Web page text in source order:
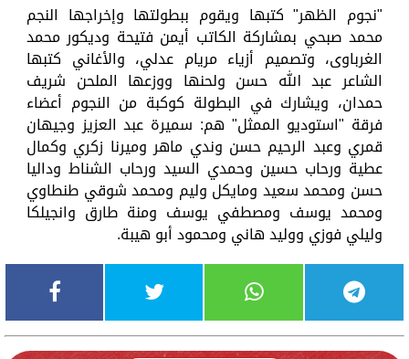
"نجوم الظهر" كتبها ويقوم ببطولتها وإخراجها النجم
محمد صبحي بمشاركة الكاتب أيمن فتيحة وديكور محمد
الغرباوى، وتصميم أزياء مريام عدلي، والأغاني كتبها
الشاعر عبد الله حسن ولحنها ووزعها الملحن شريف
حمدان، ويشارك في البطولة كوكبة من النجوم أعضاء
فرقة "استوديو الممثل" هم: سميرة عبد العزيز وجيهان
قمري وعبد الرحيم حسن وندي ماهر وميرنا زكري وكمال
عطية ورحاب حسين وحمدي السيد ورحاب الشناط وداليا
حسن ومحمد سعيد ومايكل وليم ومحمد شوقي طنطاوي
ومحمد يوسف ومصطفي يوسف ومنة طارق وانجيلكا
وليلي فوزي ووليد هاني ومحمود أبو هيبة.